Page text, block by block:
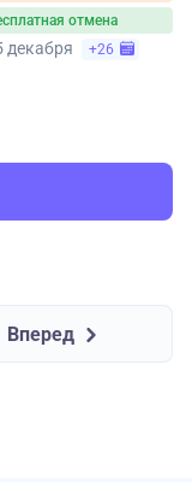
отмена
декабря +26
Вперед